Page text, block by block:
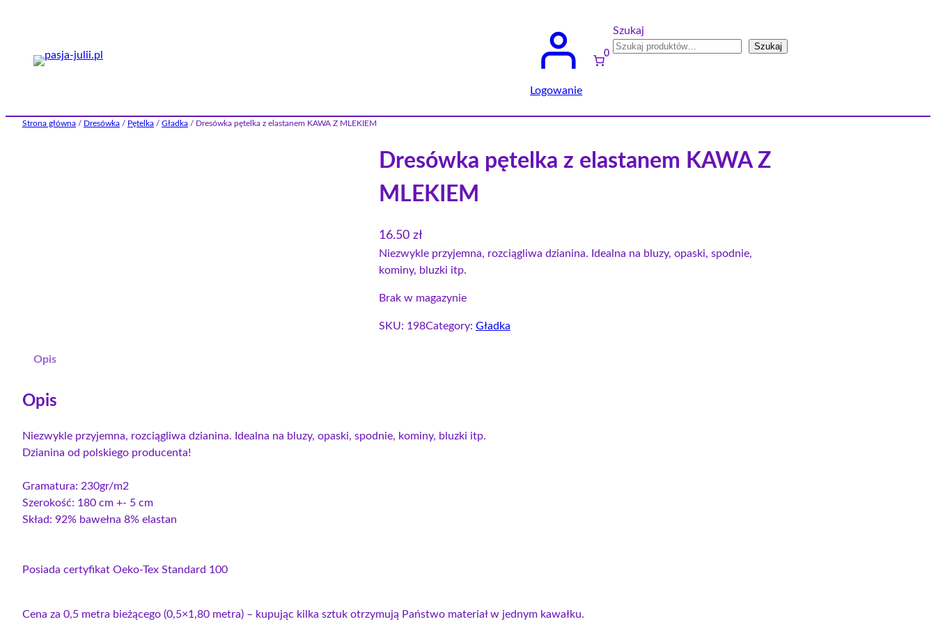
Logowanie
0
Szukaj
Szukaj
Strona główna / Dresówka / Pętelka / Gładka / Dresówka pętelka z elastanem KAWA Z MLEKIEM
Dresówka pętelka z elastanem KAWA Z
MLEKIEM
16.50 zł
Niezwykle przyjemna, rozciągliwa dzianina. Idealna na bluzy, opaski, spodnie,
kominy, bluzki itp.
Brak w magazynie
SKU: 198Category: Gładka
Opis
Opis
Niezwykle przyjemna, rozciągliwa dzianina. Idealna na bluzy, opaski, spodnie, kominy, bluzki itp.
Dzianina od polskiego producenta!
Gramatura: 230gr/m2
Szerokość: 180 cm +- 5 cm
Skład: 92% bawełna 8% elastan
Posiada certyfikat Oeko-Tex Standard 100
Cena za 0,5 metra bieżącego (0,5×1,80 metra) – kupując kilka sztuk otrzymują Państwo materiał w jednym kawałku.